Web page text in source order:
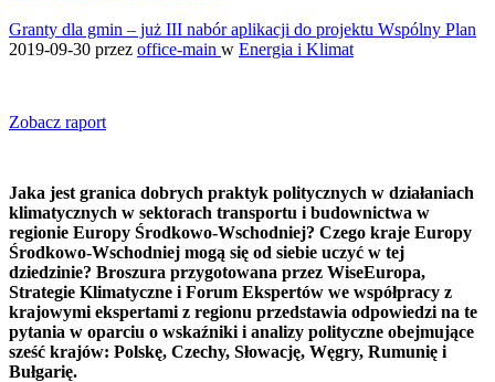
Granty dla gmin – już III nabór aplikacji do projektu Wspólny Plan
2019-09-30 przez office-main w Energia i Klimat
Zobacz raport
Jaka jest granica dobrych praktyk politycznych w działaniach
klimatycznych w sektorach transportu i budownictwa w
regionie Europy Środkowo-Wschodniej? Czego kraje Europy
Środkowo-Wschodniej mogą się od siebie uczyć w tej
dziedzinie? Broszura przygotowana przez WiseEuropa,
Strategie Klimatyczne i Forum Ekspertów we współpracy z
krajowymi ekspertami z regionu przedstawia odpowiedzi na te
pytania w oparciu o wskaźniki i analizy polityczne obejmujące
sześć krajów: Polskę, Czechy, Słowację, Węgry, Rumunię i
Bułgarię.